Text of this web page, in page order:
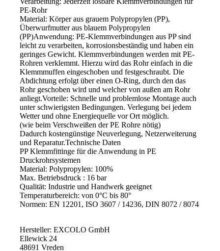
PE-Rohr
Material: Körper aus grauem Polypropylen (PP),
Überwurfmutter aus blauem Polypropylen
(PP)Anwendung: PE-Klemmverbindungen aus PP sind
leicht zu verarbeiten, korrosionsbeständig und haben ein
geringes Gewicht. Klemmverbindungen werden mit PE-
Rohren verklemmt. Hierzu wird das Rohr einfach in die
Klemmmuffen eingeschoben und festgeschraubt. Die
Abdichtung erfolgt über einen O-Ring, durch den das
Rohr geschoben wird und welcher von außen am Rohr
anliegt.Vorteile: Schnelle und problemlose Montage auch
unter schwierigsten Bedingungen. Verlegung bei jedem
Wetter und ohne Energiequelle vor Ort möglich.
(wie beim Verschweißen der PE Rohre nötig)
Dadurch kostengünstige Neuverlegung, Netzerweiterung
und Reparatur.Technische Daten
PP Klemmfittinge für die Anwendung in PE
Druckrohrsystemen
Material: Polypropylen: 100%
Max. Betriebsdruck : 16 bar
Qualität: Industrie und Handwerk geeignet
Temperaturbereich: von 0°C bis 80°
Normen: EN 12201, ISO 3607 / 14236, DIN 8072 / 8074
Hersteller:EXCOLO GmbH
Ellewick 24
48691 Vreden